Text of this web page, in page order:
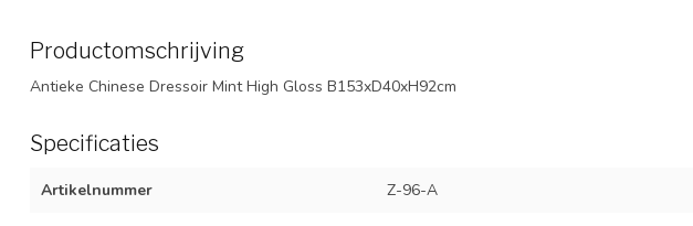
Productomschrijving
Antieke Chinese Dressoir Mint High Gloss B153xD40xH92cm
Specificaties
Artikelnummer Z-96-A